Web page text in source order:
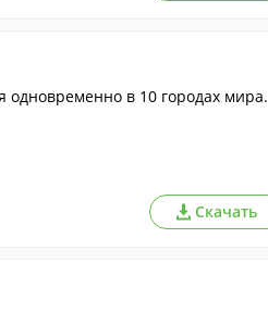
С ее помощью пользователи смогут отслеживать точное время одновременно в 10 городах мира.
Скачать